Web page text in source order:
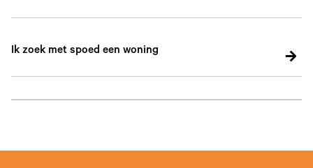
Ik zoek met spoed een woning